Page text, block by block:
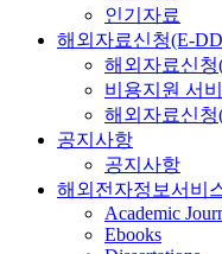
인기자료
해외자료신청(E-
해외자료신청
비용지원 서
해외자료신청
공지사항
공지사항
해외전자정보서비
Academic
Ebooks